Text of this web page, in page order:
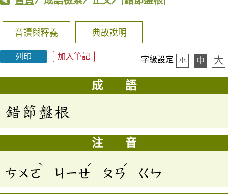
音讀與釋義 典故說明
列印 加入筆記 字級設定 小 中 大
成 語
錯節盤根
注 音
ㄘㄨㄛ
ˋ
ㄐㄧㄝ
ˊ
ㄆㄢ
ˊ
ㄍㄣ